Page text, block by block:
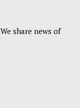
share news of